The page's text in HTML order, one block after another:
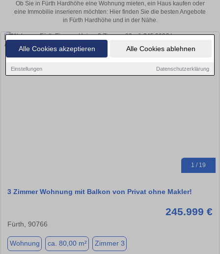
Alle Cookies akzeptieren Alle Cookies ablehnen
Einstellungen Datenschutzerklärung
Ob Sie in Fürth Hardhöhe eine Wohnung mieten, ein Haus kaufen oder
eine Immobilie inserieren möchten: Hier finden Sie die besten Angebote
in Fürth Hardhöhe und in der Nähe.
1 / 19
3 Zimmer Wohnung mit Balkon von Privat ohne Makler!
245.999 €
Fürth, 90766
Wohnung ca. 80,00 m² Zimmer 3